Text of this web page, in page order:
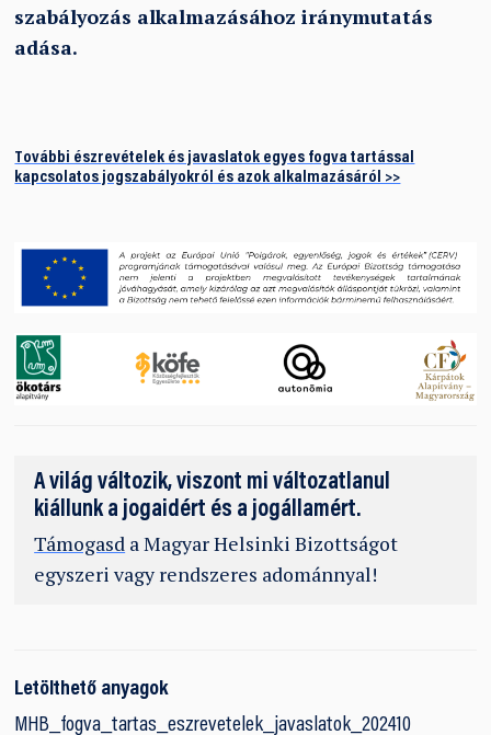
szabályozás alkalmazásához iránymutatás
adása.
További észrevételek és javaslatok egyes fogva tartással
kapcsolatos jogszabályokról és azok alkalmazásáról >>
A világ változik, viszont mi változatlanul
kiállunk a jogaidért és a jogállamért.
Támogasd a Magyar Helsinki Bizottságot
egyszeri vagy rendszeres adománnyal!
Letölthető anyagok
MHB_fogva_tartas_eszrevetelek_javaslatok_202410